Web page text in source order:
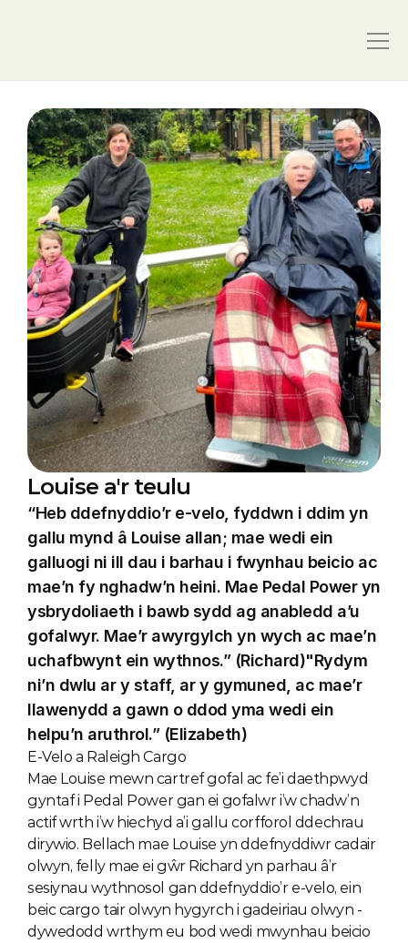
Louise a'r teulu
“Heb ddefnyddio’r e-velo, fyddwn i ddim yn
gallu mynd â Louise allan; mae wedi ein
galluogi ni ill dau i barhau i fwynhau beicio ac
mae’n fy nghadw’n heini. Mae Pedal Power yn
ysbrydoliaeth i bawb sydd ag anabledd a’u
gofalwyr. Mae’r awyrgylch yn wych ac mae’n
uchafbwynt ein wythnos.” (Richard)"Rydym
ni’n dwlu ar y staff, ar y gymuned, ac mae’r
llawenydd a gawn o ddod yma wedi ein
helpu’n aruthrol.” (Elizabeth)
E-Velo a Raleigh Cargo
Mae Louise mewn cartref gofal ac fe’i daethpwyd
gyntaf i Pedal Power gan ei gofalwr i’w chadw’n
actif wrth i’w hiechyd a’i gallu corfforol ddechrau
dirywio. Bellach mae Louise yn ddefnyddiwr cadair
olwyn, felly mae ei gŵr Richard yn parhau â’r
sesiynau wythnosol gan ddefnyddio’r e-velo, ein
beic cargo tair olwyn hygyrch i gadeiriau olwyn -
dywedodd wrthym eu bod wedi mwynhau beicio